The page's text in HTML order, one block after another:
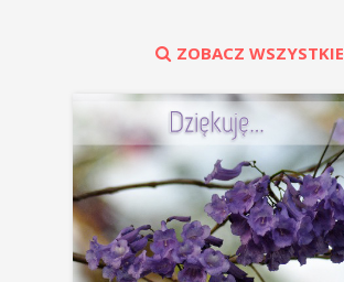
ZOBACZ WSZYSTKIE